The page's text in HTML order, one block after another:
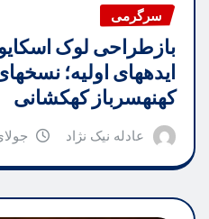
سرگرمی
بازطراحی لوک
ایدههای اولیه؛
کهنهسرباز کهکشانی
عادله نیک نژاد جولای 30,